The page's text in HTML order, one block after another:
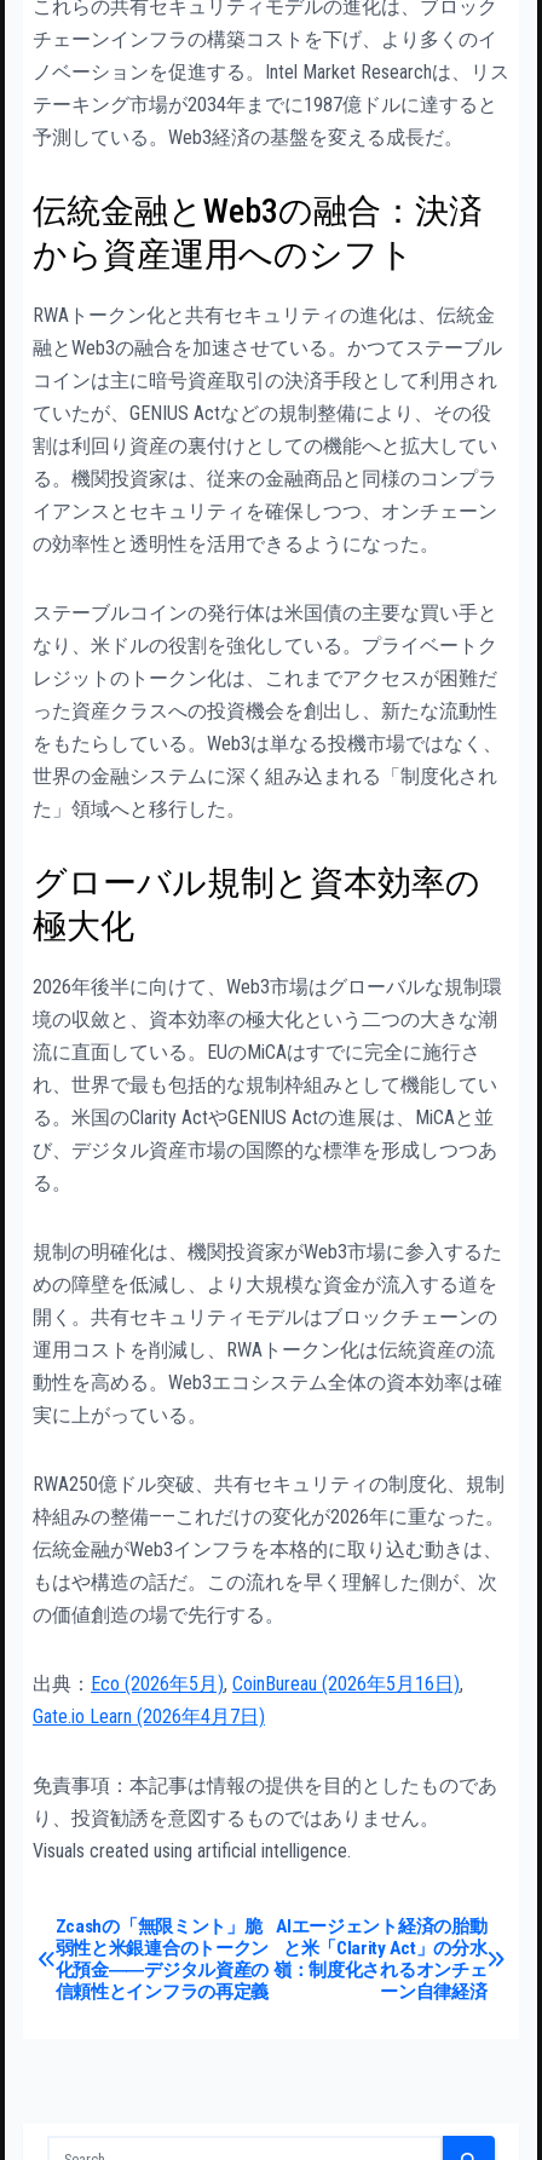
これらの共有セキュリティモデルの進化は、ブロック
チェーンインフラの構築コストを下げ、より多くのイ
ノベーションを促進する。Intel Market Researchは、リス
テーキング市場が2034年までに1987億ドルに達すると
予測している。Web3経済の基盤を変える成長だ。
伝統金融とWeb3の融合：決済
から資産運用へのシフト
RWAトークン化と共有セキュリティの進化は、伝統金
融とWeb3の融合を加速させている。かつてステーブル
コインは主に暗号資産取引の決済手段として利用され
ていたが、GENIUS Actなどの規制整備により、その役
割は利回り資産の裏付けとしての機能へと拡大してい
る。機関投資家は、従来の金融商品と同様のコンプラ
イアンスとセキュリティを確保しつつ、オンチェーン
の効率性と透明性を活用できるようになった。
ステーブルコインの発行体は米国債の主要な買い手と
なり、米ドルの役割を強化している。プライベートク
レジットのトークン化は、これまでアクセスが困難だ
った資産クラスへの投資機会を創出し、新たな流動性
をもたらしている。Web3は単なる投機市場ではなく、
世界の金融システムに深く組み込まれる「制度化され
た」領域へと移行した。
グローバル規制と資本効率の
極大化
2026年後半に向けて、Web3市場はグローバルな規制環
境の収斂と、資本効率の極大化という二つの大きな潮
流に直面している。EUのMiCAはすでに完全に施行さ
れ、世界で最も包括的な規制枠組みとして機能してい
る。米国のClarity ActやGENIUS Actの進展は、MiCAと並
び、デジタル資産市場の国際的な標準を形成しつつあ
る。
規制の明確化は、機関投資家がWeb3市場に参入するた
めの障壁を低減し、より大規模な資金が流入する道を
開く。共有セキュリティモデルはブロックチェーンの
運用コストを削減し、RWAトークン化は伝統資産の流
動性を高める。Web3エコシステム全体の資本効率は確
実に上がっている。
RWA250億ドル突破、共有セキュリティの制度化、規制
枠組みの整備——これだけの変化が2026年に重なった。
伝統金融がWeb3インフラを本格的に取り込む動きは、
もはや構造の話だ。この流れを早く理解した側が、次
の価値創造の場で先行する。
出典： Eco (2026年5月), CoinBureau (2026年5月16日),
Gate.io Learn (2026年4月7日)
免責事項：本記事は情報の提供を目的としたものであ
り、投資勧誘を意図するものではありません。
Visuals created using artificial intelligence.
投稿ナビゲーション
AIエージェント経済の胎動
と米「Clarity Act」の分水
嶺：制度化されるオンチェ
ーン自律経済
Zcashの「無限ミント」脆
弱性と米銀連合のトークン
化預金――デジタル資産の
信頼性とインフラの再定義